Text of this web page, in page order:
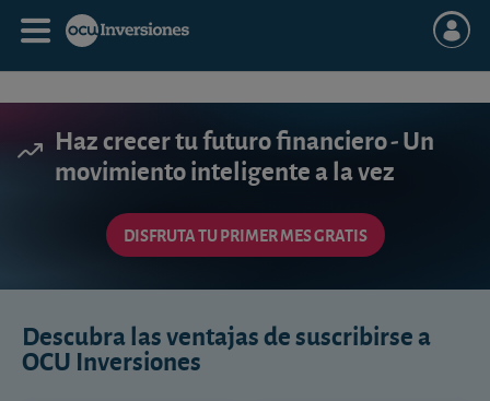
Haz crecer tu futuro financiero - Un
movimiento inteligente a la vez
DISFRUTA TU PRIMER MES GRATIS
Descubra las ventajas de suscribirse a
OCU Inversiones